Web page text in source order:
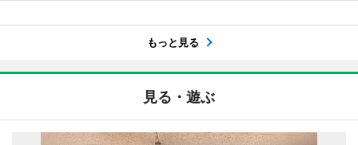
もっと見る
見る・遊ぶ